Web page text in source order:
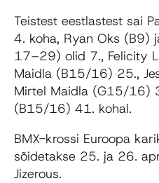
Teistest eestlastest sai
4. koha, Ryan Oks (B9)
17–29) olid 7., Felicity
Maidla (B15/16) 25.,
Mirtel Maidla (G15/16)
(B15/16) 41. kohal.
BMX-krossi Euroopa
sõidetakse 25. ja 26.
Jizerous.